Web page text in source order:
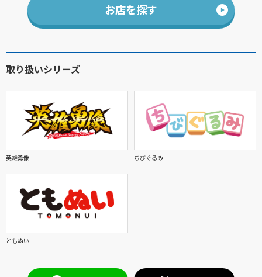
お店を探す
取り扱いシリーズ
英雄勇像 ちびぐるみ
ともぬい